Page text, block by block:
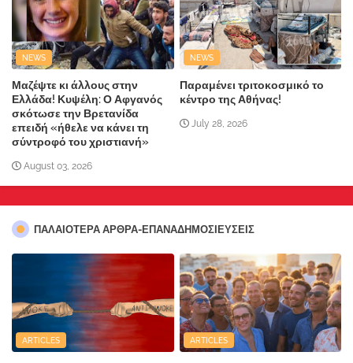
NEWS
Μαζέψτε κι άλλους στην
Ελλάδα! Κυψέλη: Ο Αφγανός
σκότωσε την Βρετανίδα
επειδή «ήθελε να κάνει τη
σύντροφό του χριστιανή»
August 03, 2026
NEWS
Παραμένει τριτοκοσμικό το
κέντρο της Αθήνας!
July 28, 2026
ΠΑΛΑΙΟΤΕΡΑ ΑΡΘΡΑ-ΕΠΑΝΑΔΗΜΟΣΙΕΥΣΕΙΣ
ARTICLES ARTICLES